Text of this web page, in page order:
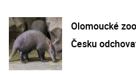
Olomoucké
Česku